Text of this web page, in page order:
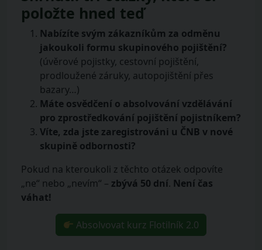
položte hned teď
Nabízíte svým zákazníkům za odměnu
jakoukoli formu skupinového pojištění?
(úvěrové pojistky, cestovní pojištění,
prodloužené záruky, autopojištění přes
bazary…)
Máte osvědčení o absolvování vzdělávání
pro zprostředkování pojištění pojistníkem?
Víte, zda jste zaregistrováni u ČNB v nové
skupině odbornosti?
Pokud na kteroukoli z těchto otázek odpovíte
„ne“ nebo „nevím“ – zbývá 50 dní. Není čas
váhat!
Absolvovat kurz Flotilník 2.0